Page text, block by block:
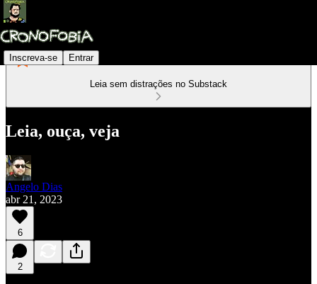
Inscreva-se Entrar
Leia sem distrações no Substack
Leia, ouça, veja
Angelo Dias
abr 21, 2023
6
2